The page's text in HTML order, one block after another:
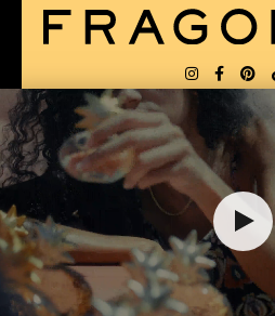
38,00 €
ENTREGA: FR
ELEGIDO MEJOR SITIO
en Línea 2025 por la